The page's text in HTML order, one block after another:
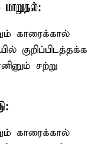
காரைக்கால்
குறிப்பிடத்தக்க
சற்று
காரைக்கால்